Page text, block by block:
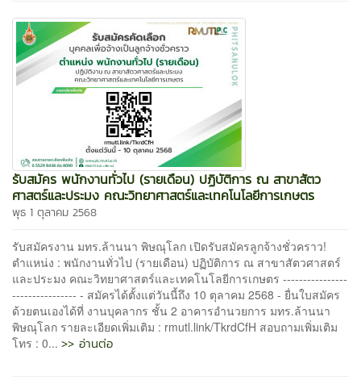
รับสมัคร พนักงานทั่วไป (รายเดือน) ปฏิบัติการ ณ สาขาสัตว
ศาสตร์และประมง คณะวิทยาศาสตร์และเทคโนโลยีการเกษตร
พุธ 1 ตุลาคม 2568
รับสมัครงาน มทร.ล้านนา พิษณุโลก เปิดรับสมัครลูกจ้างชั่วคราว!
ตำแหน่ง : พนักงานทั่วไป (รายเดือน) ปฏิบัติการ ณ สาขาสัตวศาสตร์
และประมง คณะวิทยาศาสตร์และเทคโนโลยีการเกษตร ----------------
---------------- - สมัครได้ตั้งแต่วันนี้ถึง 10 ตุลาคม 2568 - ยื่นใบสมัคร
ด้วยตนเองได้ที่ งานบุคลากร ชั้น 2 อาคารอำนวยการ มทร.ล้านนา
พิษณุโลก รายละเอียดเพิ่มเติม : rmutl.link/TkrdCfH สอบถามเพิ่มเติม
โทร : 0... >> อ่านต่อ